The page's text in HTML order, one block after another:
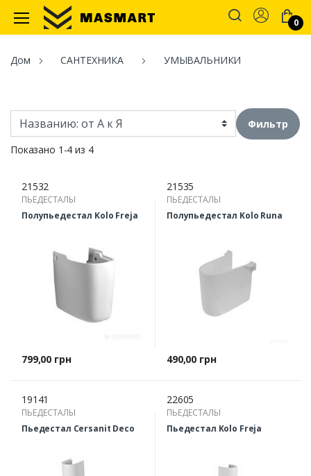
Masmart
Account
0
Дом САНТЕХНИКА УМЫВАЛЬНИКИ
Фильтр
Показано 1-4 из 4
21532
ПЬЕДЕСТАЛЫ
Полупьедестал Kolo Freja
Цена
799,00 грн
21535
ПЬЕДЕСТАЛЫ
Полупьедестал Kolo Runa
Цена
490,00 грн
19141
ПЬЕДЕСТАЛЫ
Пьедестал Cersanit Deco
22605
ПЬЕДЕСТАЛЫ
Пьедестал Kolo Freja